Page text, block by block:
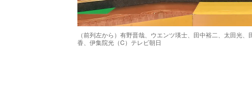
（前列左から）有野晋哉、ウエンツ瑛士、田中裕二、太田光
香、伊集院光（C）テレビ朝日